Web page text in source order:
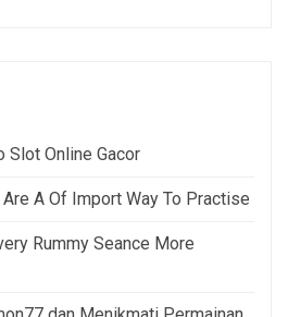
Slot Online Gacor
A Of Import Way To Practise
Rummy Seance More